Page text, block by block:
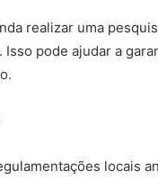
realizar uma
pode ajudar a
locais